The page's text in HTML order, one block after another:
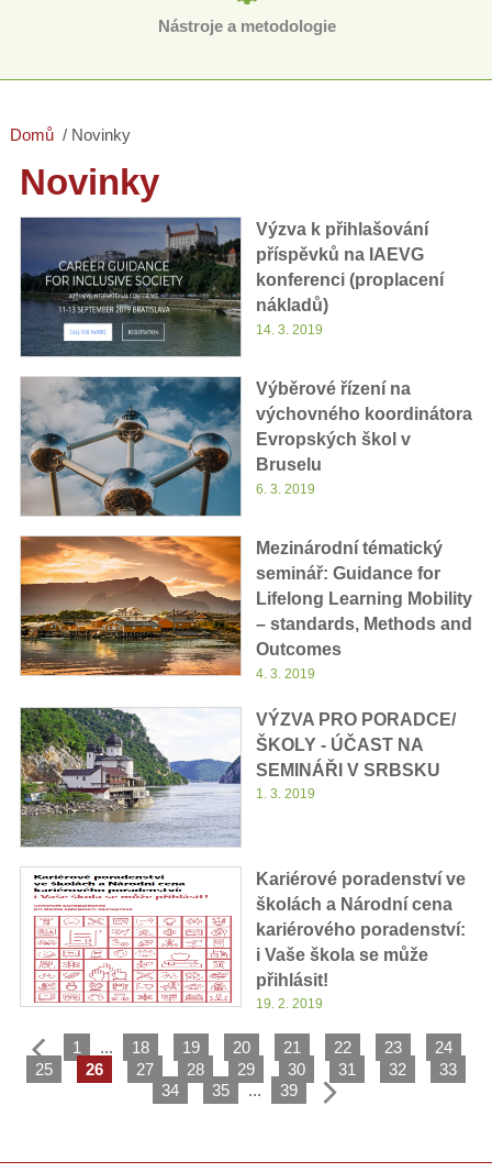
Nástroje a metodologie
Domů Novinky
Novinky
Výzva k přihlašování
příspěvků na IAEVG
konferenci (proplacení
nákladů)
14. 3. 2019
Výběrové řízení na
výchovného koordinátora
Evropských škol v
Bruselu
6. 3. 2019
Mezinárodní tématický
seminář: Guidance for
Lifelong Learning Mobility
– standards, Methods and
Outcomes
4. 3. 2019
VÝZVA PRO PORADCE/
ŠKOLY - ÚČAST NA
SEMINÁŘI V SRBSKU
1. 3. 2019
Kariérové poradenství ve
školách a Národní cena
kariérového poradenství:
i Vaše škola se může
přihlásit!
19. 2. 2019
1 ... 18 19 20 21 22 23
24
25
26 27 28 29 30 31 32
33
34
35 ... 39